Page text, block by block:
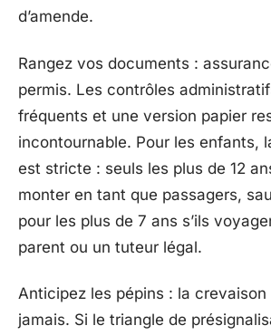
d’amende.
Rangez vos documents :
permis. Les contrôles
fréquents et une version papier
incontournable. Pour les enfants,
est stricte : seuls les plus de 12
monter en tant que passagers,
pour les plus de 7 ans s’ils
parent ou un tuteur légal.
Anticipez les pépins : la
jamais. Si le triangle de